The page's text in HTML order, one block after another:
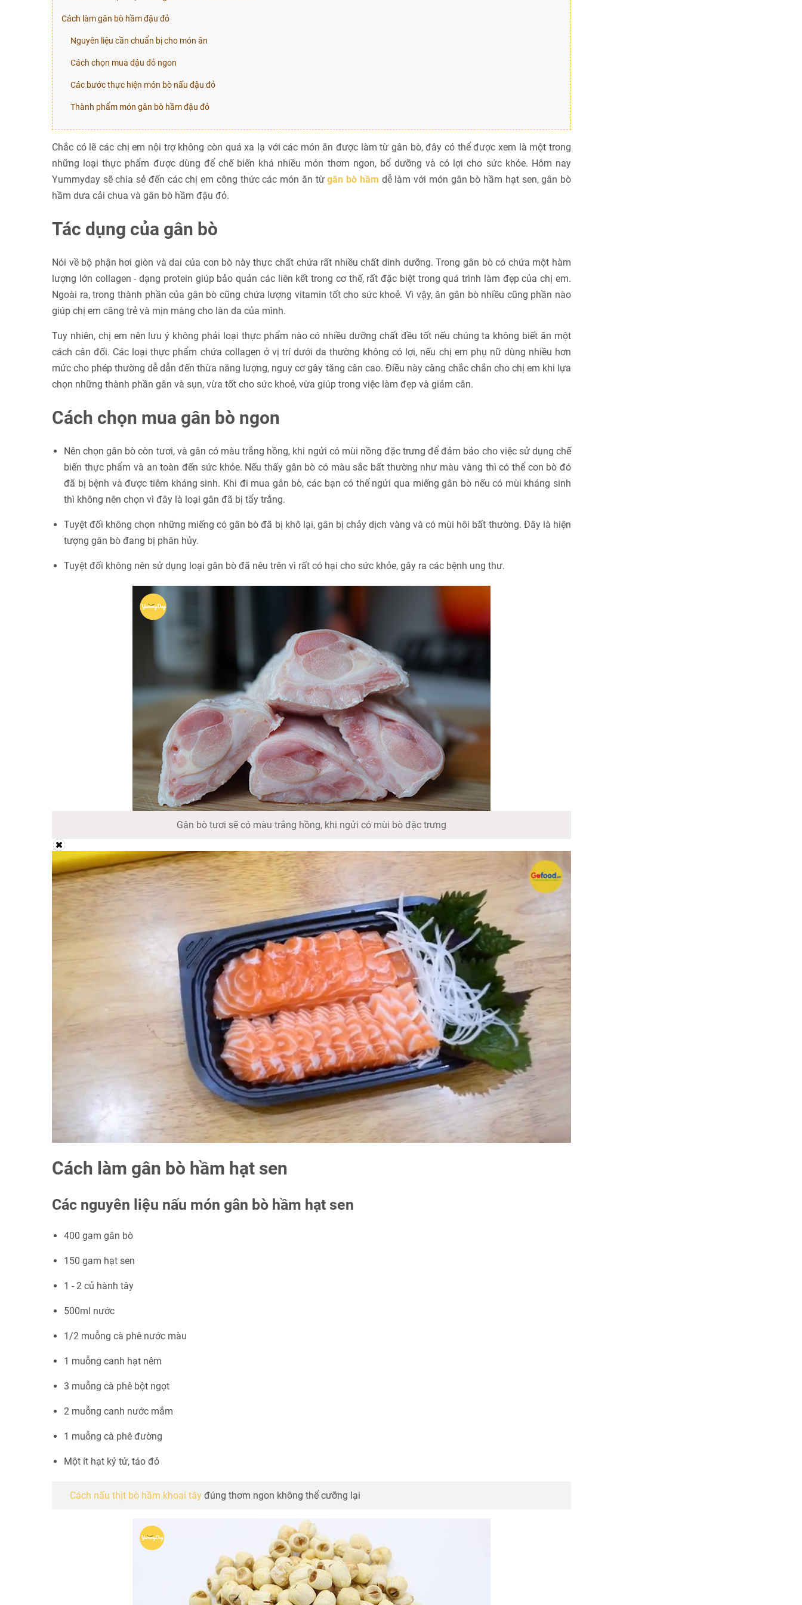
Cách làm gân bò hầm đậu đỏ
Nguyên liệu cần chuẩn bị cho món ăn
Cách chọn mua đậu đỏ ngon
Các bước thực hiện món bò nấu đậu đỏ
Thành phẩm món gân bò hầm đậu đỏ
Chắc có lẽ các chị em nội trợ không còn quá xa lạ với các món ăn được làm từ gân bò, đây có thể được xem là một trong
những loại thực phẩm được dùng để chế biến khá nhiều món thơm ngon, bổ dưỡng và có lợi cho sức khỏe. Hôm nay
Yummyday sẽ chia sẻ đến các chị em công thức các món ăn từgân bò hầm dễ làm với món gân bò hầm hạt sen, gân bò
hầm dưa cải chua và gân bò hầm đậu đỏ.
Tác dụng của gân bò
Nói về bộ phận hơi giòn và dai của con bò này thực chất chứa rất nhiều chất dinh dưỡng. Trong gân bò có chứa một hàm
lượng lớn collagen - dạng protein giúp bảo quản các liên kết trong cơ thế, rất đặc biệt trong quá trình làm đẹp của chị em.
Ngoài ra, trong thành phần của gân bò cũng chứa lượng vitamin tốt cho sức khoẻ. Vì vậy, ăn gân bò nhiều cũng phần nào
giúp chị em căng trẻ và mịn màng cho làn da của mình.
Tuy nhiên, chị em nên lưu ý không phải loại thực phẩm nào có nhiều dưỡng chất đều tốt nếu chúng ta không biết ăn một
cách cân đối. Các loại thực phẩm chứa collagen ở vị trí dưới da thường không có lợi, nếu chị em phụ nữ dùng nhiều hơn
mức cho phép thường dễ dẫn đến thừa năng lượng, nguy cơ gây tăng cân cao. Điều này càng chắc chắn cho chị em khi lựa
chọn những thành phần gân và sụn, vừa tốt cho sức khoẻ, vừa giúp trong việc làm đẹp và giảm cân.
Cách chọn mua gân bò ngon
Nên chọn gân bò còn tươi, và gân có màu trắng hồng, khi ngửi có mùi nồng đặc trưng để đảm bảo cho việc sử dụng chế
biến thực phẩm và an toàn đến sức khỏe. Nếu thấy gân bò có màu sắc bất thường như màu vàng thì có thể con bò đó
đã bị bệnh và được tiêm kháng sinh. Khi đi mua gân bò, các bạn có thể ngửi qua miếng gân bò nếu có mùi kháng sinh
thì không nên chọn vì đây là loại gân đã bị tẩy trắng.
Tuyệt đối không chọn những miếng có gân bò đã bị khô lại, gân bị chảy dịch vàng và có mùi hôi bất thường. Đây là hiện
tượng gân bò đang bị phân hủy.
Tuyệt đối không nên sử dụng loại gân bò đã nêu trên vì rất có hại cho sức khỏe, gây ra các bệnh ung thư.
Gân bò tươi sẽ có màu trắng hồng, khi ngửi có mùi bò đặc trưng
Cách làm gân bò hầm hạt sen
Các nguyên liệu nấu món gân bò hầm hạt sen
400 gam gân bò
150 gam hạt sen
1 - 2 củ hành tây
500ml nước
1/2 muỗng cà phê nước màu
1 muỗng canh hạt nêm
3 muỗng cà phê bột ngọt
2 muỗng canh nước mắm
1 muỗng cà phê đường
Một ít hạt kỷ tử, táo đỏ
Cách nấu thịt bò hầm khoai tây đúng thơm ngon không thể cưỡng lại